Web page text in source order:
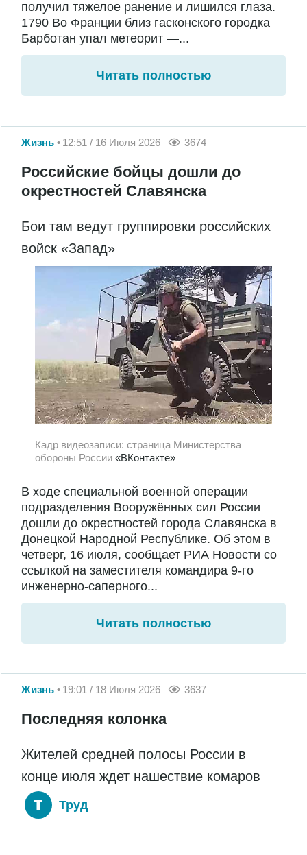
получил тяжелое ранение и лишился глаза.
1790 Во Франции близ гасконского городка
Барботан упал метеорит —...
Читать полностью
Жизнь 12:51 / 16 Июля 2026 3674
Российские бойцы дошли до
окрестностей Славянска
Бои там ведут группировки российских
войск «Запад»
Кадр видеозаписи: страница Министерства
обороны России «ВКонтакте»
В ходе специальной военной операции
подразделения Вооружённых сил России
дошли до окрестностей города Славянска в
Донецкой Народной Республике. Об этом в
четверг, 16 июля, сообщает РИА Новости со
ссылкой на заместителя командира 9-го
инженерно-саперного...
Читать полностью
Жизнь 19:01 / 18 Июля 2026 3637
Последняя колонка
Жителей средней полосы России в
конце июля ждет нашествие комаров
Труд